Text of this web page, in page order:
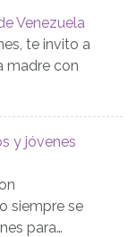
Venezuela
te invito a
madre con
y jóvenes
siempre se
para…